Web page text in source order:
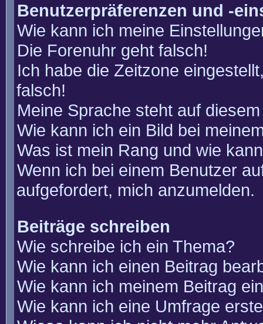
Benutzerpräferenzen und -
Wie kann ich meine
Die Forenuhr geht falsch!
Ich habe die Zeitzone
falsch!
Meine Sprache steht auf
Wie kann ich ein Bild bei
Was ist mein Rang und wie
Wenn ich bei einem Benutzer
aufgefordert, mich anzumelden.
Beiträge schreiben
Wie schreibe ich ein Thema?
Wie kann ich einen Beitrag
Wie kann ich meinem Beitrag
Wie kann ich eine Umfrage